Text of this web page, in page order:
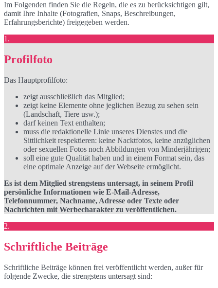
Im Folgenden finden Sie die Regeln, die es zu berücksichtigen gilt,
damit Ihre Inhalte (Fotografien, Snaps, Beschreibungen,
Erfahrungsberichte) freigegeben werden.
1.
Profilfoto
Das Hauptprofilfoto:
zeigt ausschließlich das Mitglied;
zeigt keine Elemente ohne jeglichen Bezug zu sehen sein
(Landschaft, Tiere usw.);
darf keinen Text enthalten;
muss die redaktionelle Linie unseres Dienstes und die
Sittlichkeit respektieren: keine Nacktfotos, keine anzüglichen
oder sexuellen Fotos noch Abbildungen von Minderjährigen;
soll eine gute Qualität haben und in einem Format sein, das
eine optimale Anzeige auf der Webseite ermöglicht.
Es ist dem Mitglied strengstens untersagt, in seinem Profil
persönliche Informationen wie E-Mail-Adresse,
Telefonnummer, Nachname, Adresse oder Texte oder
Nachrichten mit Werbecharakter zu veröffentlichen.
2.
Schriftliche Beiträge
Schriftliche Beiträge können frei veröffentlicht werden, außer für
folgende Zwecke, die strengstens untersagt sind: